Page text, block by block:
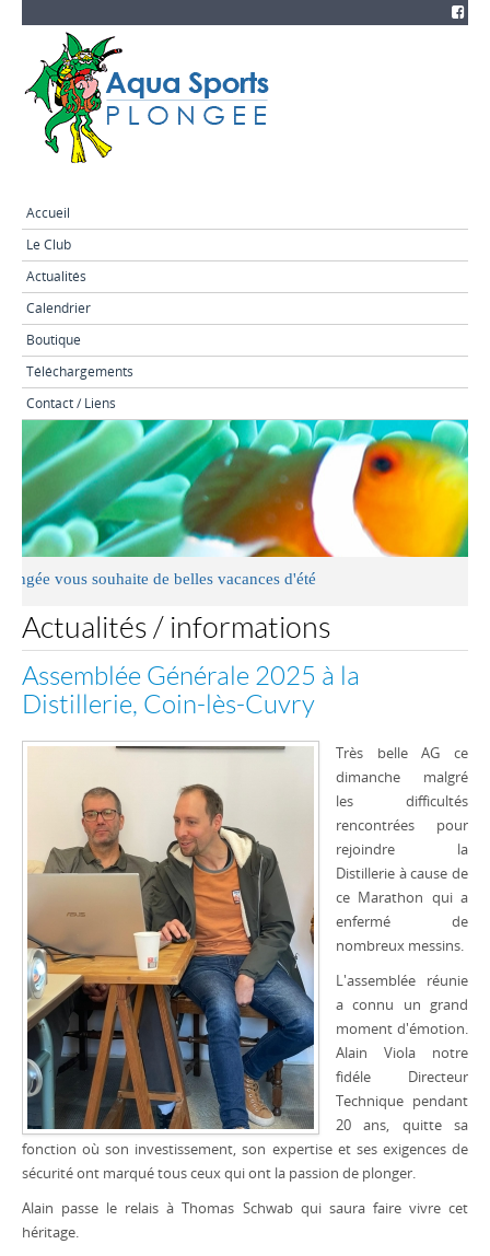
Accueil
Le Club
Actualités
Calendrier
Boutique
Téléchargements
Contact / Liens
souhaite de belles vacances d'été
Actualités / informations
Assemblée Générale 2025 à la
Distillerie, Coin-lès-Cuvry
Très belle AG ce
dimanche malgré
les difficultés
rencontrées pour
rejoindre la
Distillerie à cause de
ce Marathon qui a
enfermé de
nombreux messins.
L'assemblée réunie
a connu un grand
moment d'émotion.
Alain Viola notre
fidéle Directeur
Technique pendant
20 ans, quitte sa
fonction où son investissement, son expertise et ses exigences de
sécurité ont marqué tous ceux qui ont la passion de plonger.
Alain passe le relais à Thomas Schwab qui saura faire vivre cet
héritage.